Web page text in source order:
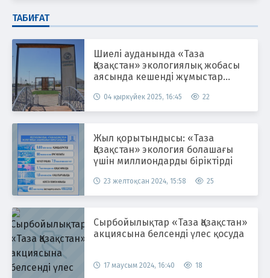
ТАБИҒАТ
Шиелі ауданында «Таза
Қазақстан» экологиялық жобасы
аясында кешенді жұмыстар
04 қыркүйек 2025, 16:45 22
Жыл қорытындысы: «Таза
Қазақстан» экология болашағы
үшін миллиондарды біріктірді
23 желтоқсан 2024, 15:58 25
Сырбойылықтар «Таза Қазақстан»
акциясына белсенді үлес қосуда
17 маусым 2024, 16:40 18